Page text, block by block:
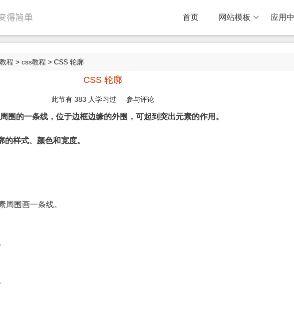
首页 网站模板 应用
程 > css教程 > CSS 轮廓
CSS 轮廓
此节有 383 人学习过 参与评论
围的一条线，位于边框边缘的外围，可起到突出元素的作用。
样式、颜色和宽度。
周围画一条线。